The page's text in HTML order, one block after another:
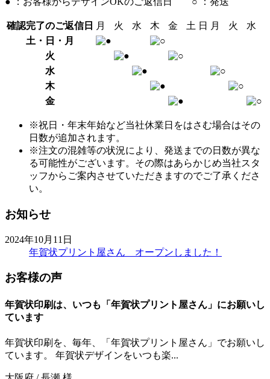
確認完了のご返信日 月 火 水 木 金 土 日 月 火
水
土・日・月
火
水
木
金
※祝日・年末年始など当社休業日をはさむ場合はその
日数が追加されます。
※注文の混雑等の状況により、発送までの日数が異な
る可能性がございます。その際はあらかじめ当社スタ
ッフからご案内させていただきますのでご了承くださ
い。
お知らせ
2024年10月11日
年賀状プリント屋さん オープンしました！
お客様の声
年賀状印刷は、いつも「年賀状プリント屋さん」にお願いし
ています
年賀状印刷を、毎年、「年賀状プリント屋さん」でお願いし
ています。 年賀状デザインをいつも楽...